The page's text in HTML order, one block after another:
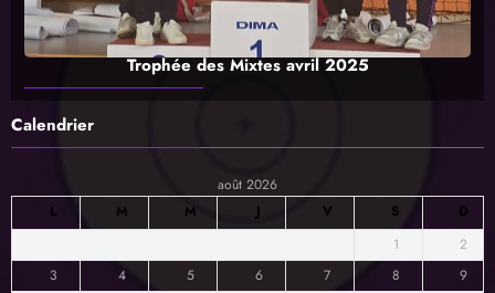
Trophée des Mixtes avril 2025
Calendrier
août 2026
L
M M J V S
D
1
2
3
4 5 6 7 8
9